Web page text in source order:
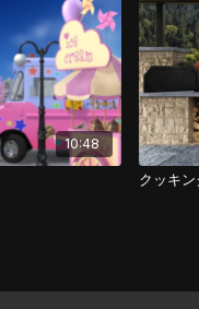
10:48
クッキン